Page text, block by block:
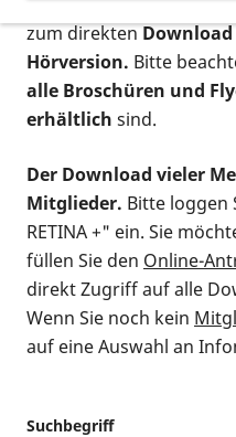
zum direktenDownload
Hörversion. Bitte
alle Broschüren und
erhältlich sind.
Der Download vieler
Mitglieder. Bitte loggen
RETINA +" ein. Sie
füllen Sie den Online-
direkt Zugriff auf alle
Wenn Sie noch kein
auf eine Auswahl an
Suchbegriff